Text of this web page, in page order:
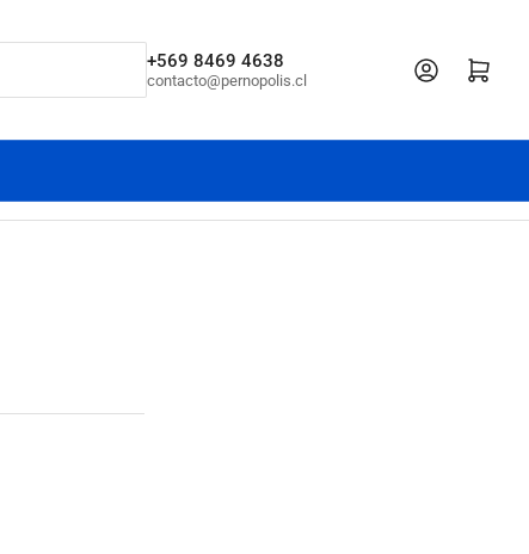
+569 8469 4638
contacto@pernopolis.cl
Iniciar sesiónAbrir cesta